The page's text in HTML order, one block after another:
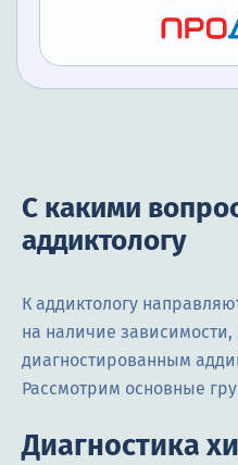
С какими
аддиктологу
К аддиктологу
на наличие зависимости,
диагностированным
Рассмотрим основные
Диагностика